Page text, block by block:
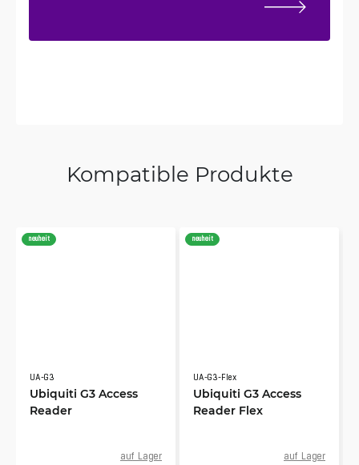
Kompatible Produkte
neuheit
UA-G3
Ubiquiti G3 Access
Reader
auf Lager
neuheit
UA-G3-Flex
Ubiquiti G3 Access
Reader Flex
auf Lager